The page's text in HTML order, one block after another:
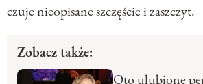
czuje nieopisane szczęście i zaszczyt.
Zobacz także:
Oto ulubione